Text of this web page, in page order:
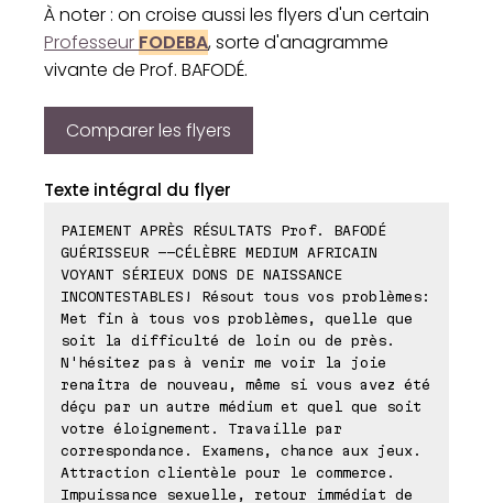
À noter : on croise aussi les flyers d'un certain
Professeur FODEBA, sorte d'anagramme
vivante de Prof. BAFODÉ.
Comparer les flyers
Texte intégral du flyer
PAIEMENT APRÈS RÉSULTATS Prof. BAFODÉ
GUÉRISSEUR --CÉLÈBRE MEDIUM AFRICAIN
VOYANT SÉRIEUX DONS DE NAISSANCE
INCONTESTABLES! Résout tous vos problèmes:
Met fin à tous vos problèmes, quelle que
soit la difficulté de loin ou de près.
N'hésitez pas à venir me voir la joie
renaîtra de nouveau, même si vous avez été
déçu par un autre médium et quel que soit
votre éloignement. Travaille par
correspondance. Examens, chance aux jeux.
Attraction clientèle pour le commerce.
Impuissance sexuelle, retour immédiat de